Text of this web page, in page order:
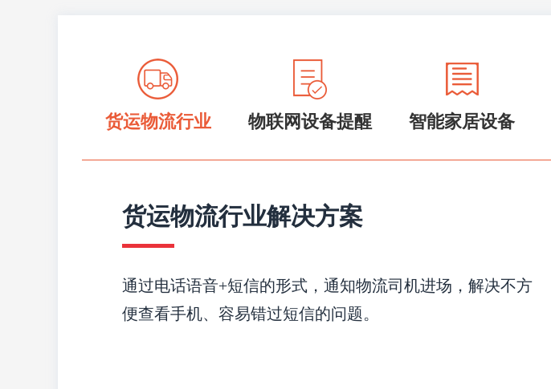
货运物流行业 物联网设备提醒 智能家居设备
货运物流行业解决方案
通过电话语音+短信的形式，通知物流司机进场，解决不方
便查看手机、容易错过短信的问题。